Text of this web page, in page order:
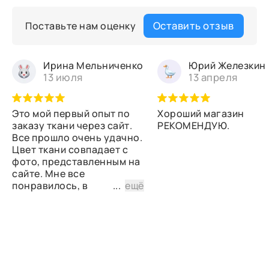
Поставьте нам оценку Оставить отзыв
Ирина Мельниченко
13 июля
Это мой первый опыт по
заказу ткани через сайт.
Все прошло очень удачно.
Цвет ткани совпадает с
фото, представленным на
сайте. Мне все
понравилось, в
...ещё
Юрий Железкин
13 апреля
Хороший магазин
РЕКОМЕНДУЮ.